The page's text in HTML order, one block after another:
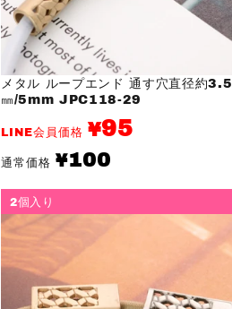
メタル ループエンド 通す穴直径約3.5
㎜/5mm JPC118-29
LINE会員価格 ¥95
通常価格
通
常
¥100
2個入り